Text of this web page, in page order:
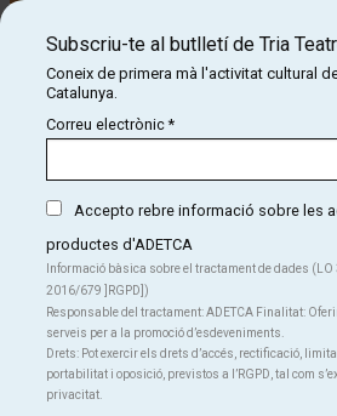
Atreveix-te a venir a un show
atrevida i molt picant. És un show
participen alguns dels millors
Professionals que han passat per les
Un espectacle amb música en directe,
pararàs de riure i sorprendre’t!!! Anima’t a
on cada funció és totalment diferent…
garantides!
Subscriu-te al butlletí de Tria
Coneix de primera mà l'activitat cultural
Catalunya.
Correu electrònic*
Accepto rebre informació sobre les
productes d'ADETCA
Informació bàsica sobre el tractament de dades
2016/679 ]RGPD])
Responsable del tractament: ADETCA Finalitat:
serveis per a la promoció d’esdeveniments.
Drets: Pot exercir els drets d’accés, rectificació,
portabilitat i oposició, previstos a l’RGPD, tal com
privacitat.